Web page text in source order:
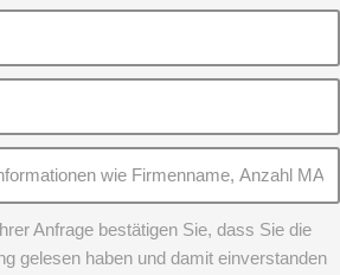
Anfrage bestätigen Sie, dass Sie die
gelesen haben und damit einverstanden